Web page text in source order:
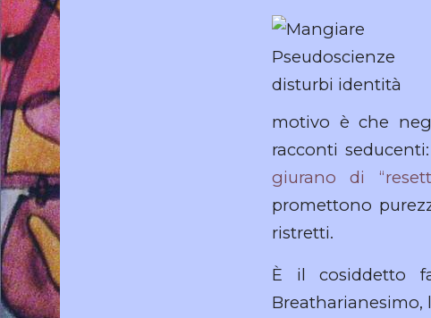
motivo è che
racconti
giurano di
promettono
ristretti.
È il cosiddetto
Breatharianesimo,